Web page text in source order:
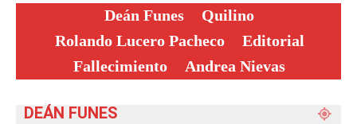
Deán Funes
Quilino
Rolando Lucero Pacheco
Editorial
Fallecimiento
Andrea Nievas
DEÁN FUNES